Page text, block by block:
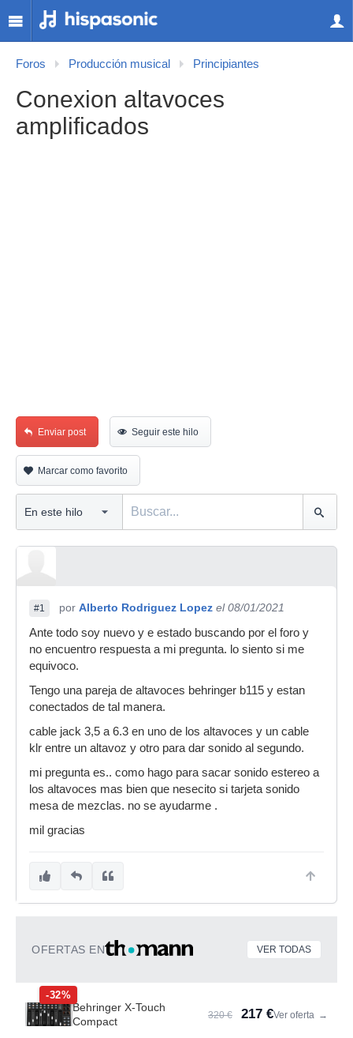
Foros Producción musical Principiantes
Conexion altavoces
amplificados
Enviar post Seguir este hilo
Marcar como favorito
#1 por Alberto Rodriguez Lopez el 08/01/2021
Ante todo soy nuevo y e estado buscando por el foro y
no encuentro respuesta a mi pregunta. lo siento si me
equivoco.
Tengo una pareja de altavoces behringer b115 y estan
conectados de tal manera.
cable jack 3,5 a 6.3 en uno de los altavoces y un cable
klr entre un altavoz y otro para dar sonido al segundo.
mi pregunta es.. como hago para sacar sonido estereo a
los altavoces mas bien que nesecito si tarjeta sonido
mesa de mezclas. no se ayudarme .
mil gracias
OFERTAS EN VER TODAS
-32%
Behringer X-Touch
Compact
320 € 217 €Ver oferta →